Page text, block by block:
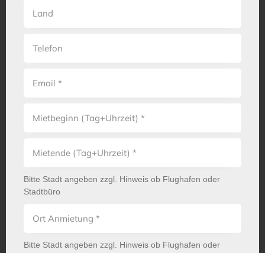
Bitte Stadt angeben zzgl. Hinweis ob Flughafen oder
Stadtbüro
Bitte Stadt angeben zzgl. Hinweis ob Flughafen oder